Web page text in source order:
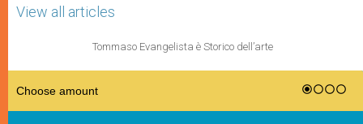
View all articles
Tommaso Evangelista è Storico dell’arte